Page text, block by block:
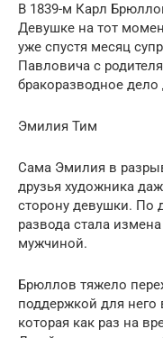
В 1839-м Карл
Девушке на тот
уже спустя месяц
Павловича с
бракоразводное дело
Эмилия Тим
Сама Эмилия в
друзья художника
сторону девушки. По
развода стала
мужчиной.
Брюллов тяжело
поддержкой для
которая как раз на